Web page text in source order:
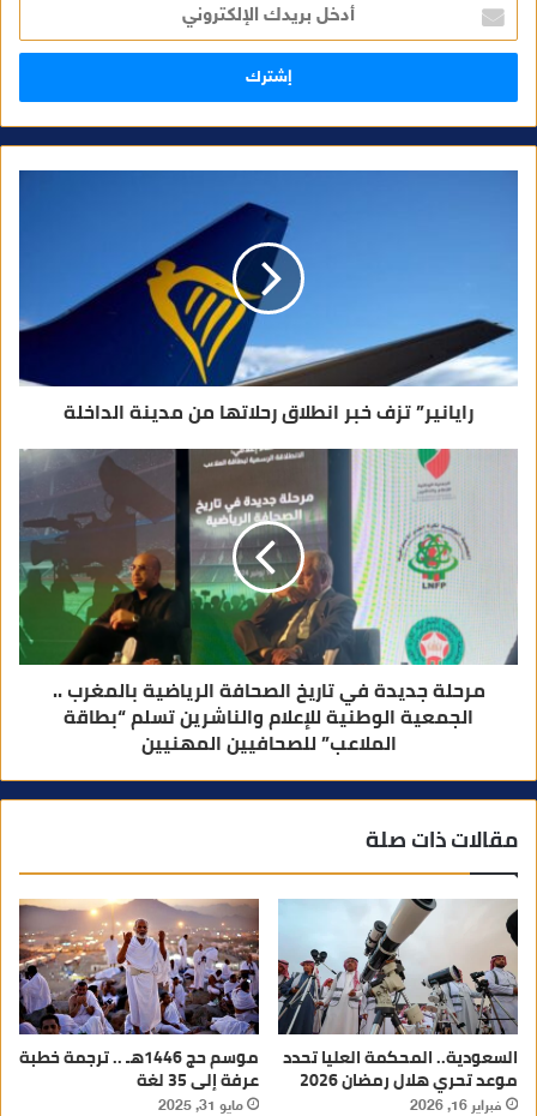
خ
ل
ر
ا
ن
رايانير” تزف خبر انطلاق رحلاتها من مدينة الداخلة
مرحلة جديدة في تاريخ الصحافة الرياضية بالمغرب ..
الجمعية الوطنية للإعلام والناشرين تسلم “بطاقة
الملاعب” للصحافيين المهنيين
مقالات ذات صلة
السعودية.. المحكمة العليا تحدد
موعد تحري هلال رمضان 2026
فبراير 16, 2026
موسم حج 1446هـ .. ترجمة خطبة
عرفة إلى 35 لغة
مايو 31, 2025